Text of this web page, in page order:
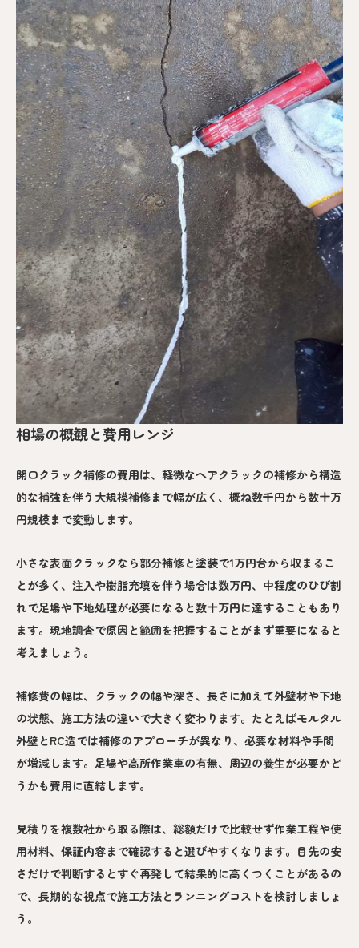
相場の概観と費用レンジ
開口クラック補修の費用は、軽微なヘアクラックの補修から構造
的な補強を伴う大規模補修まで幅が広く、概ね数千円から数十万
円規模まで変動します。
小さな表面クラックなら部分補修と塗装で1万円台から収まるこ
とが多く、注入や樹脂充填を伴う場合は数万円、中程度のひび割
れで足場や下地処理が必要になると数十万円に達することもあり
ます。現地調査で原因と範囲を把握することがまず重要になると
考えましょう。
補修費の幅は、クラックの幅や深さ、長さに加えて外壁材や下地
の状態、施工方法の違いで大きく変わります。たとえばモルタル
外壁とRC造では補修のアプローチが異なり、必要な材料や手間
が増減します。足場や高所作業車の有無、周辺の養生が必要かど
うかも費用に直結します。
見積りを複数社から取る際は、総額だけで比較せず作業工程や使
用材料、保証内容まで確認すると選びやすくなります。目先の安
さだけで判断するとすぐ再発して結果的に高くつくことがあるの
で、長期的な視点で施工方法とランニングコストを検討しましょ
う。